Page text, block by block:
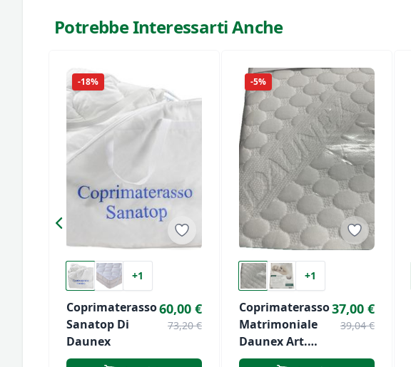
Potrebbe Interessarti Anche
-18%
+1
Coprimaterasso
Sanatop Di
Daunex
60,00 €
73,20 €
-5%
+1
Coprimaterasso
Matrimoniale
Daunex Art.
Relax
37,00 €
39,04 €